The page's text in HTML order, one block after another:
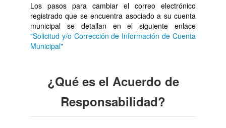
Los pasos para cambiar el correo electrónico
registrado que se encuentra asociado a su cuenta
municipal se detallan en el siguiente enlace
"Solicitud y/o Corrección de Información de Cuenta
Municipal"
¿Qué es el Acuerdo de
Responsabilidad?